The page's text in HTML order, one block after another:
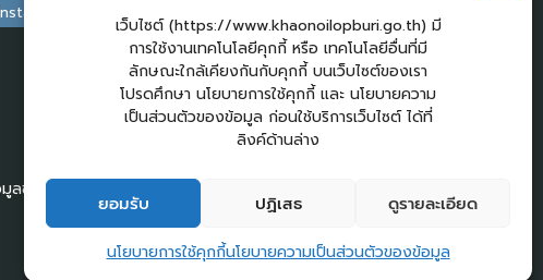
เว็บไซต์ (https://www.khaonoilopburi.go.th) มี
การใช้งานเทคโนโลยีคุกกี้ หรือ เทคโนโลยีอื่นที่มี
ลักษณะใกล้เคียงกันกับคุกกี้ บนเว็บไซต์ของเรา
โปรดศึกษา นโยบายการใช้คุกกี้ และ นโยบายความ
เป็นส่วนตัวของข้อมูล ก่อนใช้บริการเว็บไซต์ ได้ที่
ลิงค์ด้านล่าง
ยอมรับ ปฏิเสธ ดูรายละเอียด
นโยบายการใช้คุกกี้นโยบายความเป็นส่วนตัวของข้อมูล
Login
เข้าสู่ระบบ
แผนผังเว็บไซต์
จัดทำเว็บไซต์
LopburiWebDesign.com
ลข่าวสาร อบต.เขาน้อย คู่มือประชาชน